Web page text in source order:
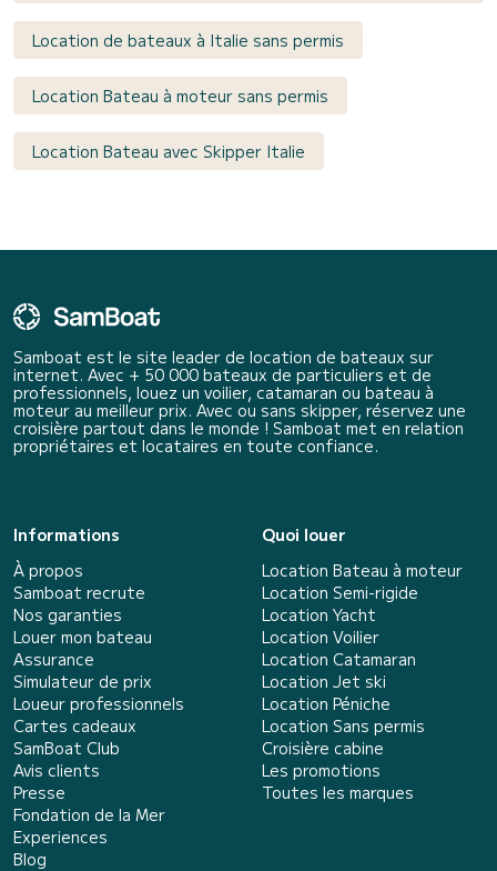
Location de bateaux à Italie sans permis
Location Bateau à moteur sans permis
Location Bateau avec Skipper Italie
Samboat est le site leader de location de bateaux sur
internet. Avec + 50 000 bateaux de particuliers et de
professionnels, louez un voilier, catamaran ou bateau à
moteur au meilleur prix. Avec ou sans skipper, réservez une
croisière partout dans le monde ! Samboat met en relation
propriétaires et locataires en toute confiance.
Informations
À propos
Samboat recrute
Nos garanties
Louer mon bateau
Assurance
Simulateur de prix
Loueur professionnels
Cartes cadeaux
SamBoat Club
Avis clients
Presse
Fondation de la Mer
Experiences
Blog
Quoi louer
Location Bateau à moteur
Location Semi-rigide
Location Yacht
Location Voilier
Location Catamaran
Location Jet ski
Location Péniche
Location Sans permis
Croisière cabine
Les promotions
Toutes les marques